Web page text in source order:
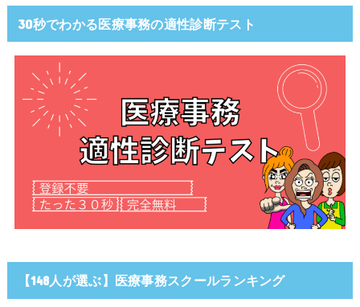
30秒でわかる医療事務の適性診断テスト
【148人が選ぶ】医療事務スクールランキング